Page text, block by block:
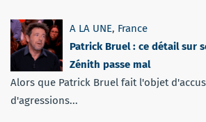
A LA UNE, France
Patrick Bruel : ce détail sur
Zénith passe mal
Alors que Patrick Bruel fait l'objet
d'agressions...